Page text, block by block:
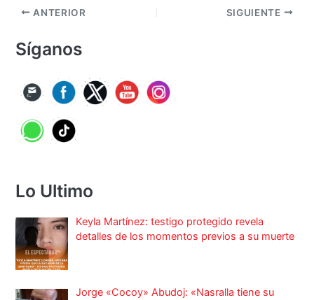
ANTERIOR SIGUIENTE
Síganos
Lo Ultimo
Keyla Martínez: testigo protegido revela
detalles de los momentos previos a su muerte
Jorge «Cocoy» Abudoj: «Nasralla tiene su